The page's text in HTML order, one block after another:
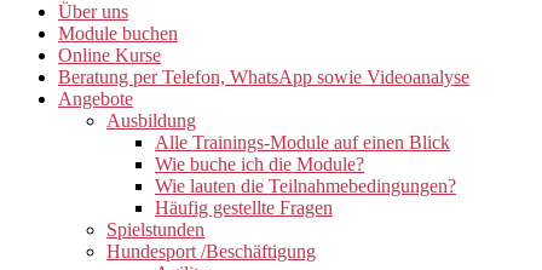
Über uns
Module buchen
Online Kurse
Beratung per Telefon, WhatsApp sowie Videoanalyse
Angebote
Ausbildung
Alle Trainings-Module auf einen Blick
Wie buche ich die Module?
Wie lauten die Teilnahmebedingungen?
Häufig gestellte Fragen
Spielstunden
Hundesport /Beschäftigung